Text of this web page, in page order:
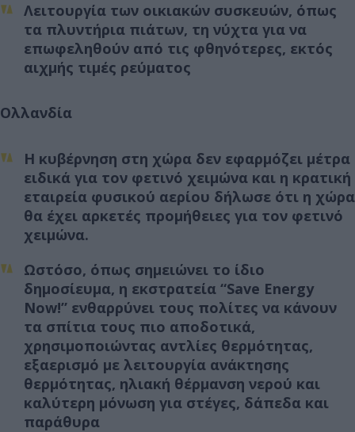
Λειτουργία των οικιακών συσκευών, όπως
τα πλυντήρια πιάτων, τη νύχτα για να
επωφεληθούν από τις φθηνότερες, εκτός
αιχμής τιμές ρεύματος
Ολλανδία
Η κυβέρνηση στη χώρα δεν εφαρμόζει μέτρα
ειδικά για τον φετινό χειμώνα και η κρατική
εταιρεία φυσικού αερίου δήλωσε ότι η χώρα
θα έχει αρκετές προμήθειες για τον φετινό
χειμώνα.
Ωστόσο, όπως σημειώνει το ίδιο
δημοσίευμα, η εκστρατεία “Save Energy
Now!” ενθαρρύνει τους πολίτες να κάνουν
τα σπίτια τους πιο αποδοτικά,
χρησιμοποιώντας αντλίες θερμότητας,
εξαερισμό με λειτουργία ανάκτησης
θερμότητας, ηλιακή θέρμανση νερού και
καλύτερη μόνωση για στέγες, δάπεδα και
παράθυρα